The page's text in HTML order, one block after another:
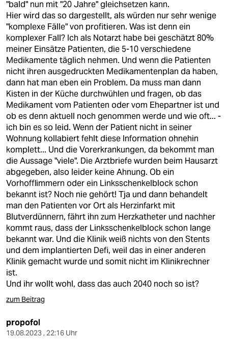
"bald" nun mit "20 Jahre" gleichsetzen kann.
Hier wird das so dargestellt, als würden nur sehr wenige
"komplexe Fälle" von profitieren. Was ist denn ein
komplexer Fall? Ich als Notarzt habe bei geschätzt 80%
meiner Einsätze Patienten, die 5-10 verschiedene
Medikamente täglich nehmen. Und wenn die Patienten
nicht ihren ausgedruckten Medikamentenplan da haben,
dann hat man eben ein Problem. Da muss man dann
Kisten in der Küche durchwühlen und fragen, ob das
Medikament vom Patienten oder vom Ehepartner ist und
ob es denn aktuell noch genommen werde und wie oft... -
ich bin es so leid. Wenn der Patient nicht in seiner
Wohnung kollabiert fehlt diese Information ohnehin
komplett... Und die Vorerkrankungen, da bekommt man
die Aussage "viele". Die Arztbriefe wurden beim Hausarzt
abgegeben, also leider keine Ahnung. Ob ein
Vorhofflimmern oder ein Linksschenkelblock schon
bekannt ist? Noch nie gehört! Tja und dann behandelt
man den Patienten vor Ort als Herzinfarkt mit
Blutverdünnern, fährt ihn zum Herzkatheter und nachher
kommt raus, dass der Linksschenkelblock schon lange
bekannt war. Und die Klinik weiß nichts von den Stents
und dem implantierten Defi, weil das in einer anderen
Klinik gemacht wurde und somit nicht im Klinikrechner
ist.
Und ihr wollt wohl, dass das auch 2040 noch so ist?
zum Beitrag
propofol
19.08.2023 , 22:16 Uhr